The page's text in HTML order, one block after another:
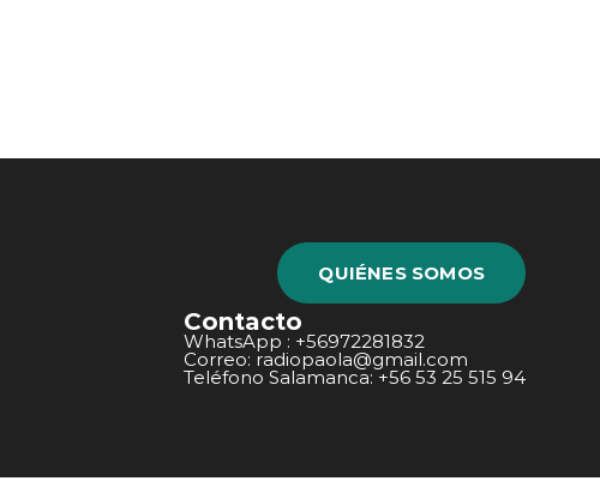
QUIÉNES SOMOS
Contacto
WhatsApp : +56972281832
Correo: radiopaola@gmail.com
Teléfono Salamanca: +56 53 25 515 94